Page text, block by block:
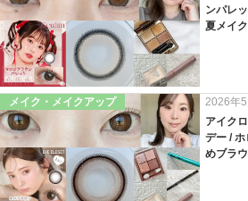
ンパレ
夏メイ
メイク・メイクアップ
2026年
アイク
デー /
めブラ